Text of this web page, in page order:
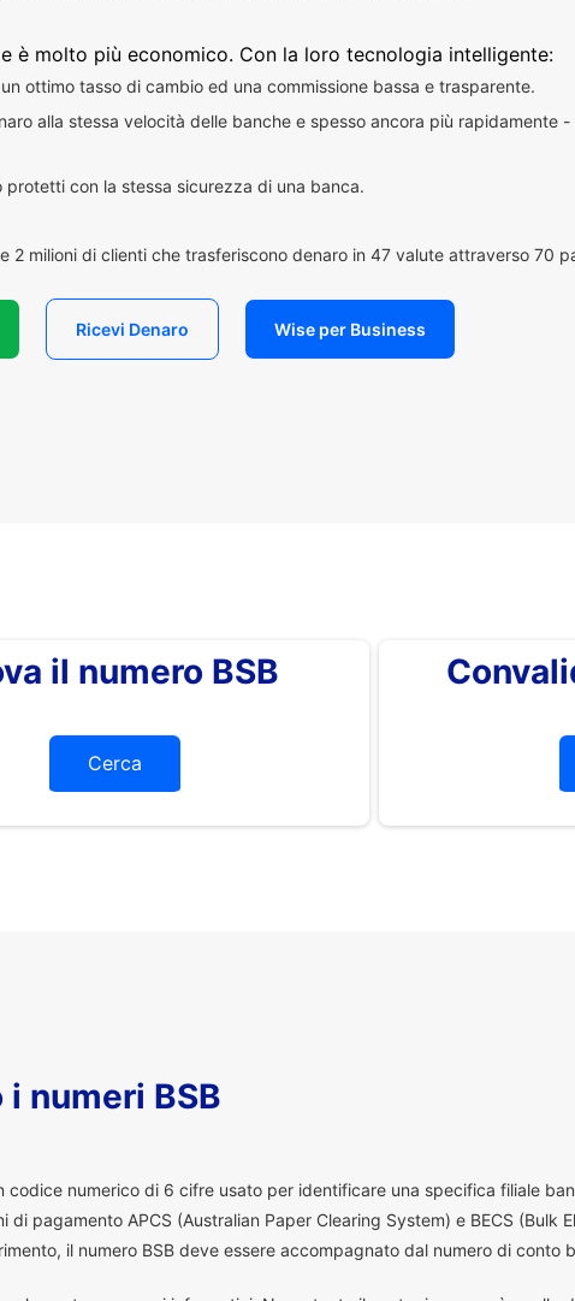
è molto più economico. Con la loro tecnologia intelligente:
ottimo tasso di cambio ed una commissione bassa e trasparente.
alla stessa velocità delle banche e spesso ancora più rapidamente
protetti con la stessa sicurezza di una banca.
2 milioni di clienti che trasferiscono denaro in 47 valute attraverso 70
Ricevi Denaro Wise per Business
il numero BSB
Cerca
i numeri BSB
codice numerico di 6 cifre usato per identificare una specifica filiale
di pagamento APCS (Australian Paper Clearing System) e BECS (Bulk
il numero BSB deve essere accompagnato dal numero di conto